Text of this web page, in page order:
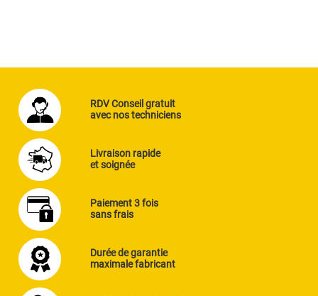
RDV Conseil gratuit
avec nos techniciens
Livraison rapide
et soignée
Paiement 3 fois
sans frais
Durée de garantie
maximale fabricant